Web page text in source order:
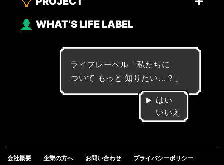
WHAT’S LIFE LABEL
ライフレーベル「私たち に
ついて も っ と 知 り た い … ？ 」
はい
いいえ
会社概要 企業の方へ お問い合わせ プライバシーポリシー